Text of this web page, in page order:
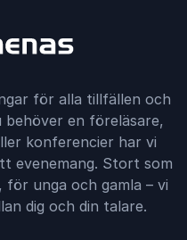
för alla tillfällen och
behöver en föreläsare,
konferencier har vi
evenemang. Stort som
unga och gamla – vi
dig och din talare.